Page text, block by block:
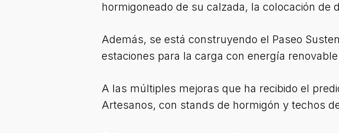
hormigoneado de su calzada, la colocación
Además, se está construyendo el Paseo
estaciones para la carga con energía
A las múltiples mejoras que ha recibido el
Artesanos, con stands de hormigón y techos